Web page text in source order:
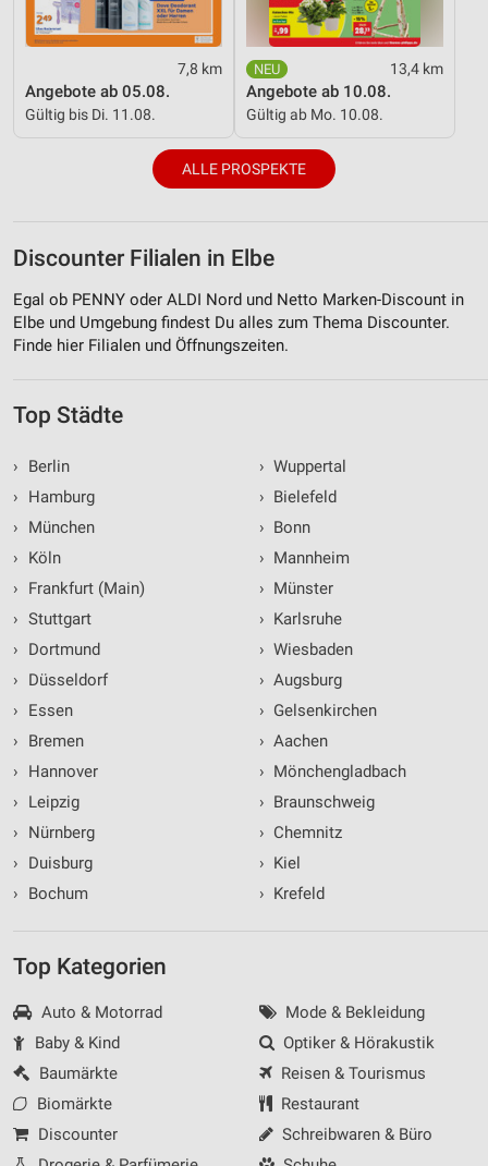
7,8 km
Angebote ab 05.08.
Gültig bis Di. 11.08.
13,4 km
Angebote ab 10.08.
Gültig ab Mo. 10.08.
ALLE PROSPEKTE
Discounter Filialen in Elbe
Egal ob PENNY oder ALDI Nord und Netto Marken-Discount in
Elbe und Umgebung findest Du alles zum Thema Discounter.
Finde hier Filialen und Öffnungszeiten.
Top Städte
›
Berlin
›
Hamburg
›
München
›
Köln
›
Frankfurt (Main)
› Stuttgart
›
Dortmund
›
Düsseldorf
›
Essen
›
Bremen
›
Hannover
›
Leipzig
›
Nürnberg
›
Duisburg
›
Bochum
› Wuppertal
› Bielefeld
› Bonn
› Mannheim
› Münster
› Karlsruhe
› Wiesbaden
› Augsburg
› Gelsenkirchen
› Aachen
› Mönchengladbach
› Braunschweig
› Chemnitz
› Kiel
› Krefeld
Top Kategorien
Auto & Motorrad
Baby & Kind
Baumärkte
Biomärkte
Discounter
Mode & Bekleidung
Optiker & Hörakustik
Reisen & Tourismus
Restaurant
Schreibwaren & Büro